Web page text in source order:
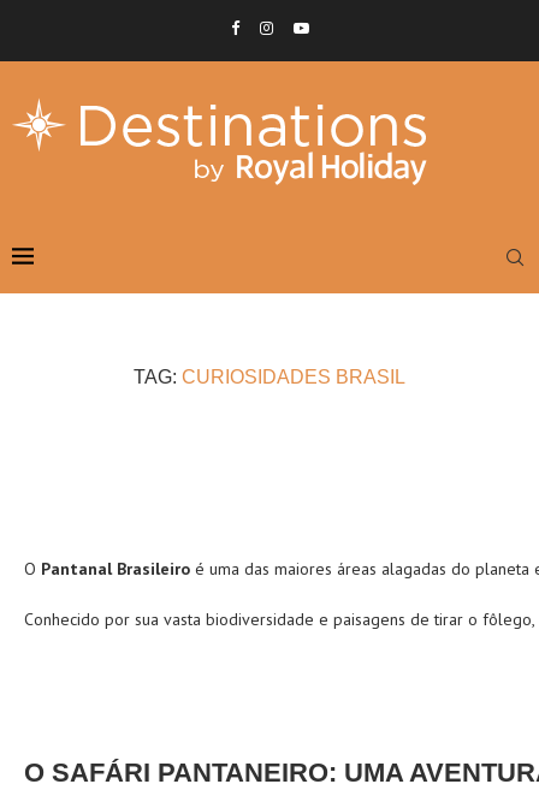
TAG: CURIOSIDADES BRASIL
O Pantanal Brasileiro é uma das maiores áreas alagadas do planeta
Conhecido por sua vasta biodiversidade e paisagens de tirar o
O SAFÁRI PANTANEIRO: UMA